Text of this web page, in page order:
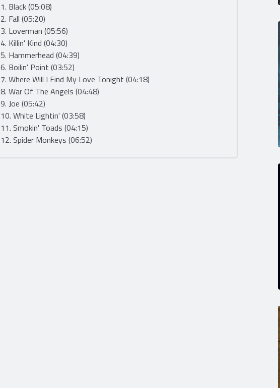
1. Black (05:08)
2. Fall (05:20)
3. Loverman (05:56)
4. Killin' Kind (04:30)
5. Hammerhead (04:39)
6. Boilin' Point (03:52)
7. Where Will I Find My Love Tonight (04:18)
8. War Of The Angels (04:48)
9. Joe (05:42)
10. White Lightin' (03:58)
11. Smokin' Toads (04:15)
12. Spider Monkeys (06:52)